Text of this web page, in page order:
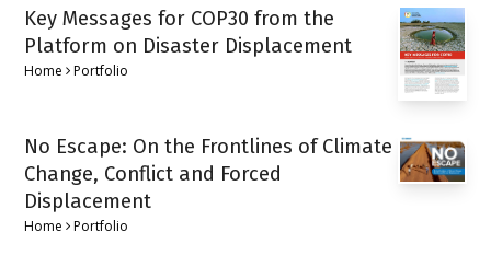
Key Messages for COP30 from the
Platform on Disaster Displacement
Home Portfolio
No Escape: On the Frontlines of Climate
Change, Conflict and Forced
Displacement
Home Portfolio